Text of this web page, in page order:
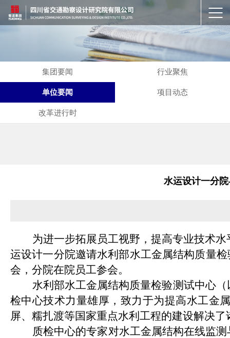
集团要闻 行业聚焦
单位要闻 项目动态
改革进行时
水运设计一分
为进一步拓展员工视野，提高专业技术
运设计一分院邀请水利部水工金属结构质量
会，分院在院员工参会。
水利部水工金属结构质量检验测试中心
检中心技术力量雄厚，致力于为提高水工金
屏、糯扎渡等国家重点水利工程的建设解决
质检中心的专家对水工金属结构在线监